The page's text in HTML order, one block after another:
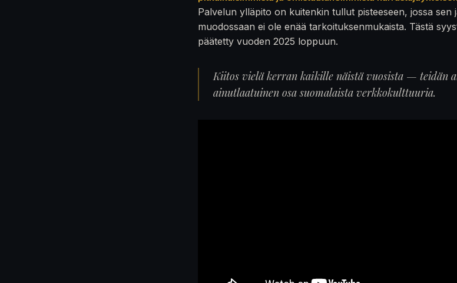
Palvelun ylläpito on kuitenkin tullut pisteeseen, jossa sen
muodossaan ei ole enää tarkoituksenmukaista. Tästä
päätetty vuoden 2025 loppuun.
Kiitos vielä kerran kaikille näistä vuosista — teidän
ainutlaatuinen osa suomalaista verkkokulttuuria.